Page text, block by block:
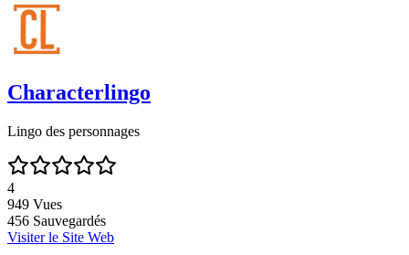
Characterlingo
Lingo des personnages
4
949 Vues
456 Sauvegardés
Visiter le Site Web